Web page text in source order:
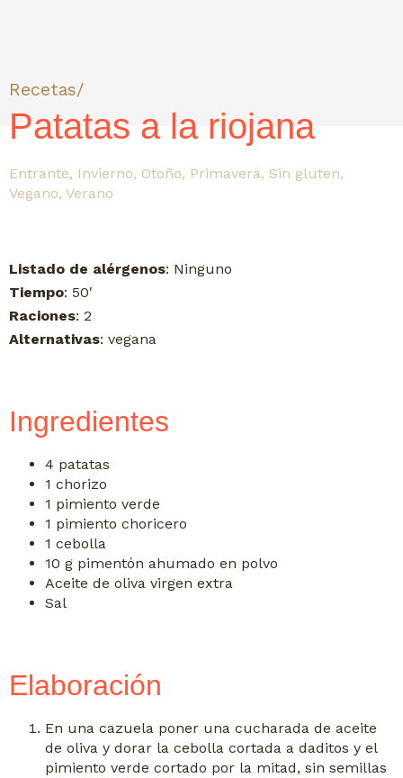
Recetas/
Patatas a la riojana
Entrante, Invierno, Otoño, Primavera, Sin gluten,
Vegano, Verano
Listado de alérgenos: Ninguno
Tiempo: 50′
Raciones: 2
Alternativas: vegana
Ingredientes
4 patatas
1 chorizo
1 pimiento verde
1 pimiento choricero
1 cebolla
10 g pimentón ahumado en polvo
Aceite de oliva virgen extra
Sal
Elaboración
En una cazuela poner una cucharada de aceite
de oliva y dorar la cebolla cortada a daditos y el
pimiento verde cortado por la mitad, sin semillas